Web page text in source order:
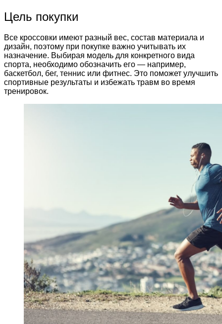
Цель покупки
Все кроссовки имеют разный вес, состав материала и
дизайн, поэтому при покупке важно учитывать их
назначение. Выбирая модель для конкретного вида
спорта, необходимо обозначить его — например,
баскетбол, бег, теннис или фитнес. Это поможет улучшить
спортивные результаты и избежать травм во время
тренировок.